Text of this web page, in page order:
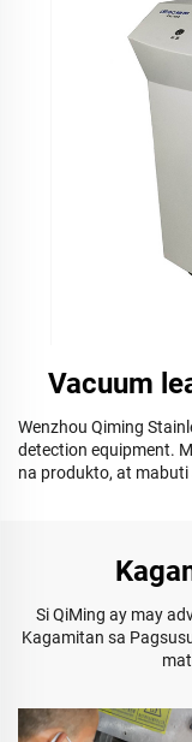
Vacuum
Wenzhou Qiming
detection equipment.
na produkto, at
Si QiMing ay may
Kagamitan sa